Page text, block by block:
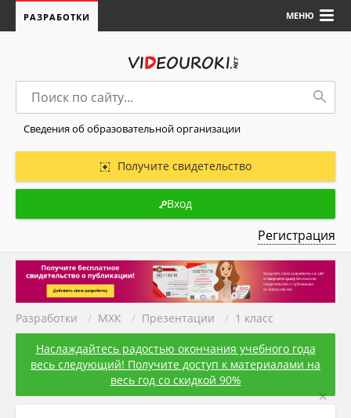
МЕНЮ
РАЗРАБОТКИ
Сведения об образовательной организации
Получите свидетельство
Вход
Регистрация
Разработки / МХК / Презентации / 1 класс
Наслаждайтесь радостью окончания учебного года
весь следующий! Получите доступ к материалами на
весь год со скидкой 90%
×